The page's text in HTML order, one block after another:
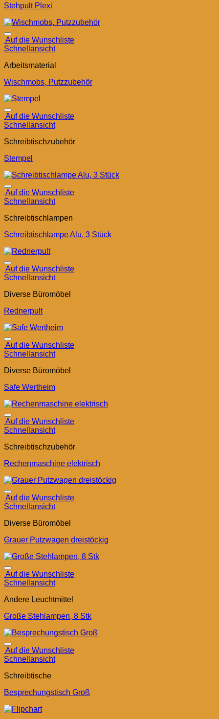
Stehpult Plexi
Auf die Wunschliste
Schnellansicht
Arbeitsmaterial
Wischmobs, Putzzubehör
Auf die Wunschliste
Schnellansicht
Schreibtischzubehör
Stempel
Auf die Wunschliste
Schnellansicht
Schreibtischlampen
Schreibtischlampe Alu, 3 Stück
Auf die Wunschliste
Schnellansicht
Diverse Büromöbel
Rednerpult
Auf die Wunschliste
Schnellansicht
Diverse Büromöbel
Safe Wertheim
Auf die Wunschliste
Schnellansicht
Schreibtischzubehör
Rechenmaschine elektrisch
Auf die Wunschliste
Schnellansicht
Diverse Büromöbel
Grauer Putzwagen dreistöckig
Auf die Wunschliste
Schnellansicht
Andere Leuchtmittel
Große Stehlampen, 8 Stk
Auf die Wunschliste
Schnellansicht
Schreibtische
Besprechungstisch Groß